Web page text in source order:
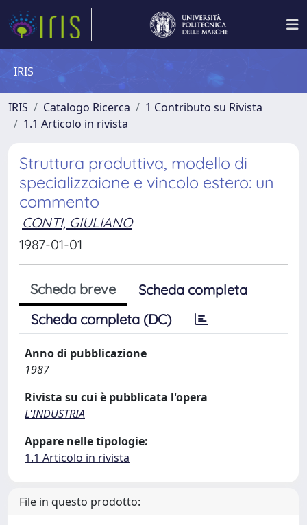
IRIS
IRIS Catalogo Ricerca
1 Contributo su Rivista
1.1 Articolo in rivista
Struttura produttiva, modello di
specializzaione e vincolo estero: un
commento
CONTI, GIULIANO
1987-01-01
Scheda breve
Scheda completa
Scheda completa (DC)
Anno di pubblicazione
1987
Rivista su cui è pubblicata l'opera
L'INDUSTRIA
Appare nelle tipologie:
1.1 Articolo in rivista
File in questo prodotto: